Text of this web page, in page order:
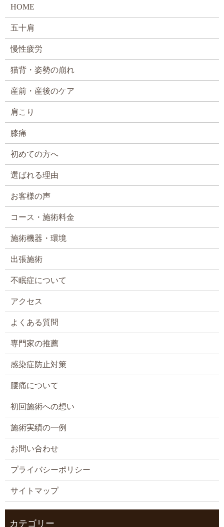
HOME
五十肩
慢性疲労
猫背・姿勢の崩れ
産前・産後のケア
肩こり
膝痛
初めての方へ
選ばれる理由
お客様の声
コース・施術料金
施術機器・環境
出張施術
不眠症について
アクセス
よくある質問
専門家の推薦
感染症防止対策
腰痛について
初回施術への想い
施術実績の一例
お問い合わせ
プライバシーポリシー
サイトマップ
カテゴリー